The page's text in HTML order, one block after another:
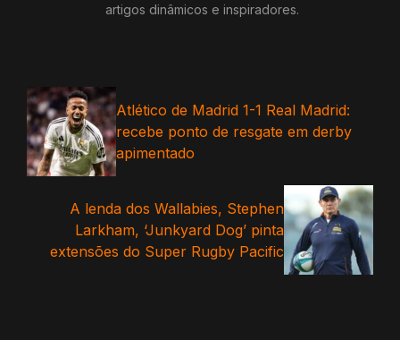
artigos dinâmicos e inspiradores.
Atlético de Madrid 1-1 Real Madrid:
recebe ponto de resgate em derby
apimentado
A lenda dos Wallabies, Stephen
Larkham, ‘Junkyard Dog’ pinta
extensões do Super Rugby Pacific